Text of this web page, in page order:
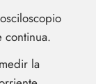
continua.
la